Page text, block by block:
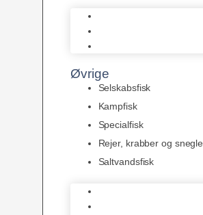
Øvrige
Selskabsfisk
Kampfisk
Specialfisk
Rejer, krabber og snegle
Saltvandsfisk